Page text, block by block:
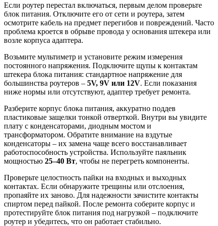
Если роутер перестал включаться, первым делом проверьте
блок питания. Отключите его от сети и роутера, затем
осмотрите кабель на предмет перегибов и повреждений. Часто
проблема кроется в обрыве провода у основания штекера или
возле корпуса адаптера.
Возьмите мультиметр и установите режим измерения
постоянного напряжения. Подключите щупы к контактам
штекера блока питания: стандартное напряжение для
большинства роутеров – 5V, 9V или 12V. Если показания
ниже нормы или отсутствуют, адаптер требует ремонта.
Разберите корпус блока питания, аккуратно поддев
пластиковые защелки тонкой отверткой. Внутри вы увидите
плату с конденсаторами, диодным мостом и
трансформатором. Обратите внимание на вздутые
конденсаторы – их замена чаще всего восстанавливает
работоспособность устройства. Используйте паяльник
мощностью 25–40 Вт, чтобы не перегреть компоненты.
Проверьте целостность пайки на входных и выходных
контактах. Если обнаружите трещины или отслоения,
пропаяйте их заново. Для надежности зачистите контакты
спиртом перед пайкой. После ремонта соберите корпус и
протестируйте блок питания под нагрузкой – подключите
роутер и убедитесь, что он работает стабильно.